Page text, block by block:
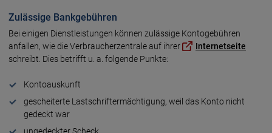
Zulässige Bankgebühren
Bei einigen Dienstleistungen können zulässige Konto­gebühren
anfallen, wie die Ver­braucher­zentrale auf ihrer
Internet­seite
schreibt. Dies betrifft u. a. folgende Punkte:
Kontoauskunft
gescheiterte Last­schrift­ermächtigung, weil das Konto nicht
gedeckt war
ungedeckter Scheck